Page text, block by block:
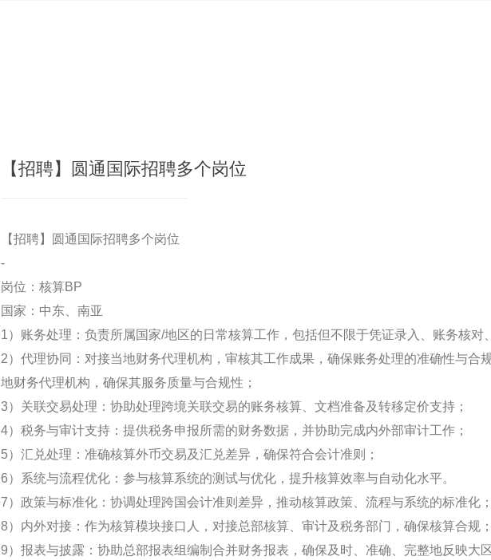
【招聘】圆通国际招聘多个岗位
【招聘】圆通国际招聘多个岗位
-
岗位：核算BP
国家：中东、南亚
1）账务处理：负责所属国家/地区的日常核算工作，包括但不限于凭证录入、账务核对
2）代理协同：对接当地财务代理机构，审核其工作成果，确保账务处理的准确性与合
地财务代理机构，确保其服务质量与合规性；
3）关联交易处理：协助处理跨境关联交易的账务核算、文档准备及转移定价支持；
4）税务与审计支持：提供税务申报所需的财务数据，并协助完成内外部审计工作；
5）汇兑处理：准确核算外币交易及汇兑差异，确保符合会计准则；
6）系统与流程优化：参与核算系统的测试与优化，提升核算效率与自动化水平。
7）政策与标准化：协调处理跨国会计准则差异，推动核算政策、流程与系统的标准化；
8）内外对接：作为核算模块接口人，对接总部核算、审计及税务部门，确保核算合规；
9）报表与披露：协助总部报表组编制合并财务报表，确保及时、准确、完整地反映大